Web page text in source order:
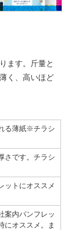
ます。斤量と
く、高いほど
る薄紙※チラシ
さです。チラシ
ットにオススメ
案内パンフレッ
にオススメ。ま